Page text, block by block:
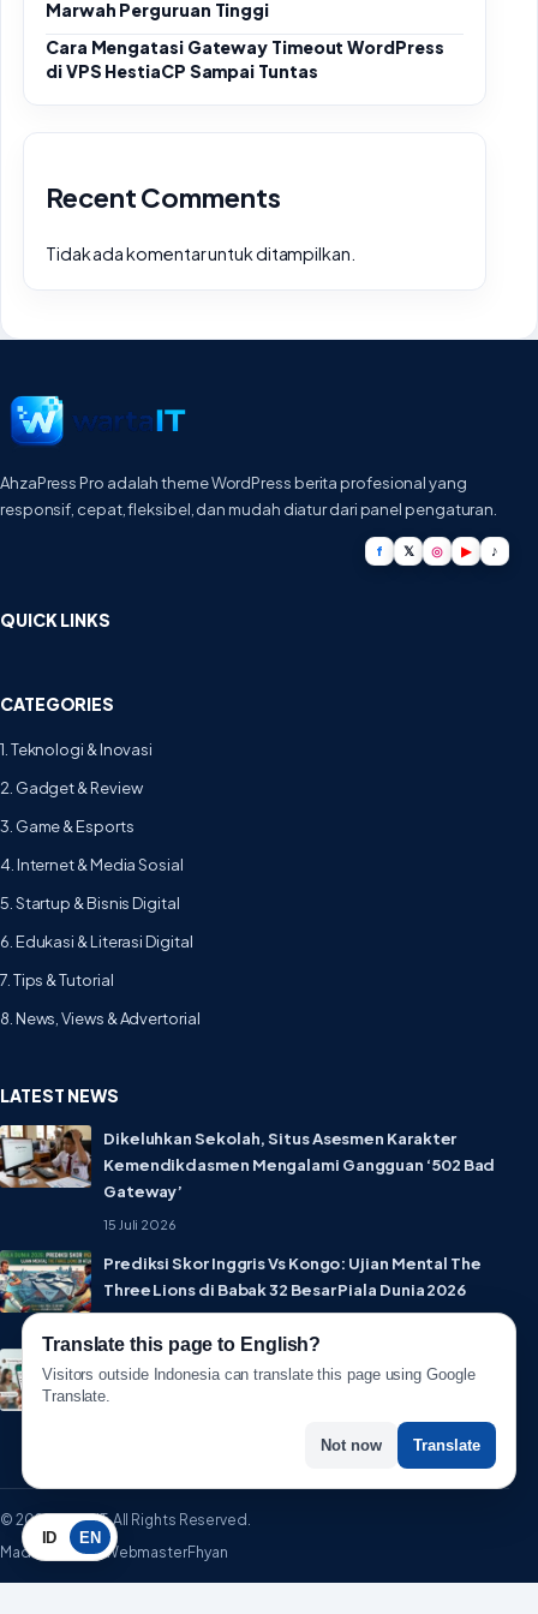
Marwah Perguruan Tinggi
Cara Mengatasi Gateway Timeout WordPress
di VPS HestiaCP Sampai Tuntas
Recent Comments
Tidak ada komentar untuk ditampilkan.
AhzaPress Pro adalah theme WordPress berita profesional yang
responsif, cepat, fleksibel, dan mudah diatur dari panel pengaturan.
f 𝕏 ◎ ▶ ♪
QUICK LINKS
CATEGORIES
1. Teknologi & Inovasi
2. Gadget & Review
3. Game & Esports
4. Internet & Media Sosial
5. Startup & Bisnis Digital
6. Edukasi & Literasi Digital
7. Tips & Tutorial
8. News, Views & Advertorial
LATEST NEWS
Dikeluhkan Sekolah, Situs Asesmen Karakter
Kemendikdasmen Mengalami Gangguan ‘502 Bad
Gateway’
15 Juli 2026
Prediksi Skor Inggris Vs Kongo: Ujian Mental The
Three Lions di Babak 32 Besar Piala Dunia 2026
© 2026 WartaIT. All Rights Reserved.
Made with ♥ by WebmasterFhyan
ID EN
Translate this page to English?
Visitors outside Indonesia can translate this page using Google
Translate.
Not now Translate